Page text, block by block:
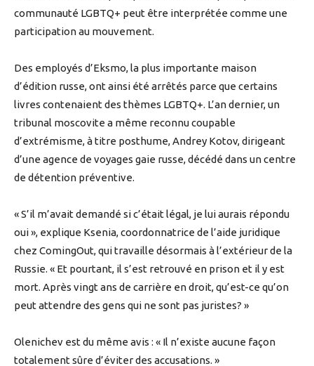
communauté LGBTQ+ peut être interprétée comme une
participation au mouvement.
Des employés d’Eksmo, la plus importante maison
d’édition russe, ont ainsi été arrêtés parce que certains
livres contenaient des thèmes LGBTQ+. L’an dernier, un
tribunal moscovite a même reconnu coupable
d’extrémisme, à titre posthume, Andrey Kotov, dirigeant
d’une agence de voyages gaie russe, décédé dans un centre
de détention préventive.
« S’il m’avait demandé si c’était légal, je lui aurais répondu
oui », explique Ksenia, coordonnatrice de l’aide juridique
chez ComingOut, qui travaille désormais à l’extérieur de la
Russie. « Et pourtant, il s’est retrouvé en prison et il y est
mort. Après vingt ans de carrière en droit, qu’est-ce qu’on
peut attendre des gens qui ne sont pas juristes? »
Olenichev est du même avis : « Il n’existe aucune façon
totalement sûre d’éviter des accusations. »